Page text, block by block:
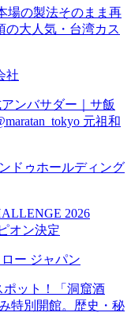
場の製法そのまま再
大人気・台湾カス
社
ンバサダー｜サ飯
元祖和
ドゥホールディング
2026
オン決定
ー ジャパン
ポット！「洞窟酒
特別開館。歴史・秘